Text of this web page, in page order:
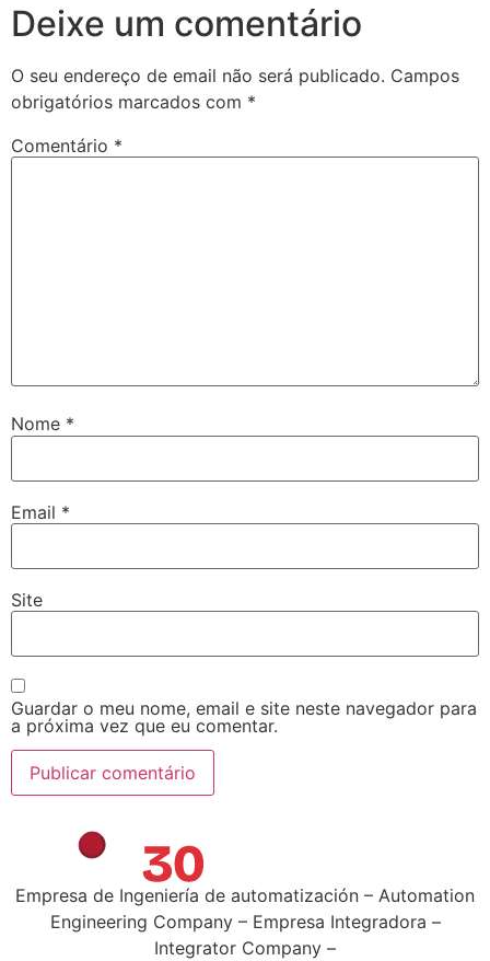
Deixe um comentário
O seu endereço de email não será publicado. Campos
obrigatórios marcados com *
Comentário *
Nome *
Email *
Site
Guardar o meu nome, email e site neste navegador para
a próxima vez que eu comentar.
Empresa de Ingeniería de automatización – Automation
Engineering Company – Empresa Integradora –
Integrator Company –